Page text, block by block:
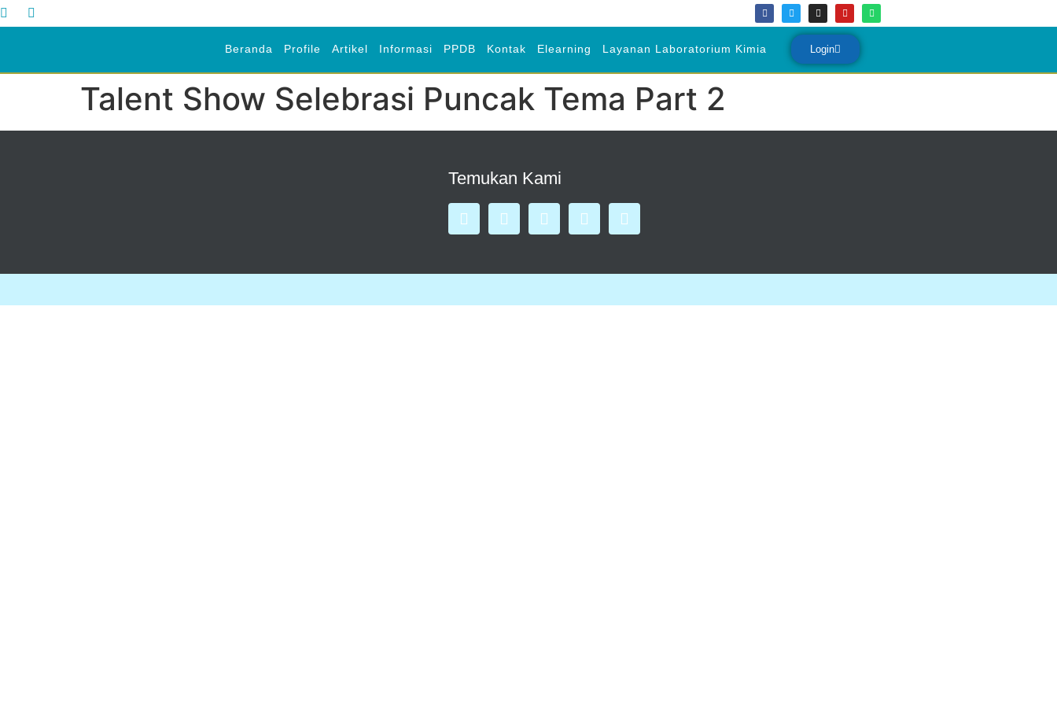
Beranda Profile Artikel Informasi PPDB Kontak Elearning Layanan Laboratorium Kimia Login
Talent Show Selebrasi Puncak Tema Part 2
Temukan Kami